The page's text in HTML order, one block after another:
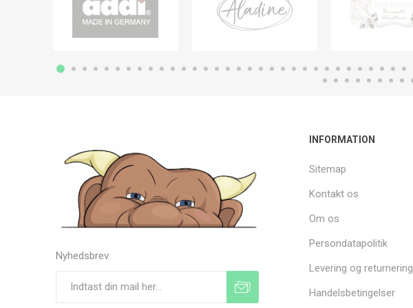
Nyhedsbrev
INFORMATION
Sitemap
Kontakt os
Om os
Persondatapolitik
Levering og returnering
Handelsbetingelser